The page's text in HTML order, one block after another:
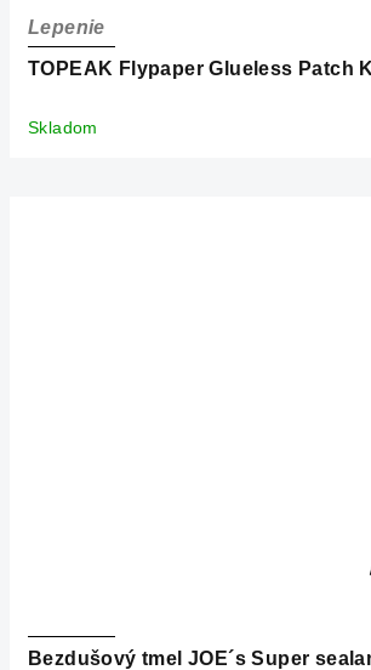
TOPEAK Flypaper Glueless Patch
Lepenie
Skladom
Bezdušový tmel JOE´s Super